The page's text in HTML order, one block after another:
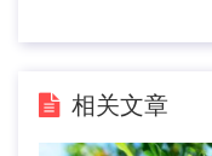
相关文章